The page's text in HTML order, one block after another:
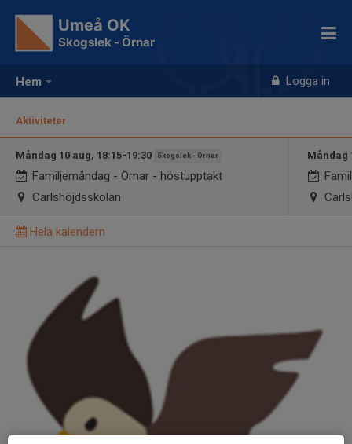
Hem Logga in
Umeå OK
Skogslek - Örnar
Aktiviteter
Måndag 10 aug, 18:15-19:30 Skogslek - Örnar
Familjemåndag - Örnar - höstupptakt
Carlshöjdsskolan
Måndag
Hela kalendern